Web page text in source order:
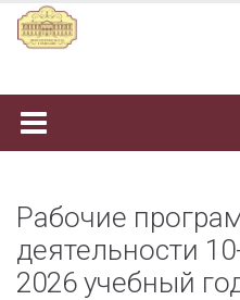
Наверх
Рабочие
деятельности
2026 учебный